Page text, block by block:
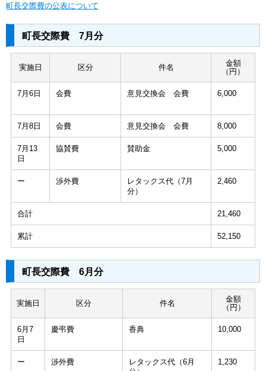
町長交際費の公表について
町長交際費 7月分
実施日 区分 件名
金額
（円）
7月6日 会費 意見交換会 会費 6,000
7月8日 会費 意見交換会 会費 8,000
7月13
日
協賛費 賛助金 5,000
ー 渉外費
レタックス代（7月
分）
2,460
合計 21,460
累計 52,150
町長交際費 6月分
実施日 区分 件名
金額
（円）
6月7
日
慶弔費 香典 10,000
ー 渉外費
レタックス代（6月
1,230